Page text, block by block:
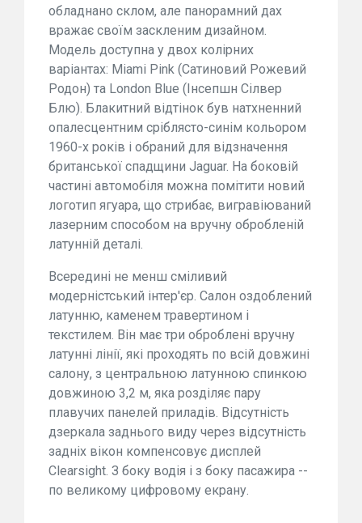
обладнано склом, але панорамний дах
вражає своїм заскленим дизайном.
Модель доступна у двох колірних
варіантах: Miami Pink (Сатиновий Рожевий
Родон) та London Blue (Інсепшн Сілвер
Блю). Блакитний відтінок був натхненний
опалесцентним сріблясто-синім кольором
1960-х років і обраний для відзначення
британської спадщини Jaguar. На боковій
частині автомобіля можна помітити новий
логотип ягуара, що стрибає, вигравіюваний
лазерним способом на вручну обробленій
латунній деталі.
Всередині не менш сміливий
модерністський інтер'єр. Салон оздоблений
латунню, каменем травертином і
текстилем. Він має три оброблені вручну
латунні лінії, які проходять по всій довжині
салону, з центральною латунною спинкою
довжиною 3,2 м, яка розділяє пару
плавучих панелей приладів. Відсутність
дзеркала заднього виду через відсутність
задніх вікон компенсовує дисплей
Clearsight. З боку водія і з боку пасажира --
по великому цифровому екрану.